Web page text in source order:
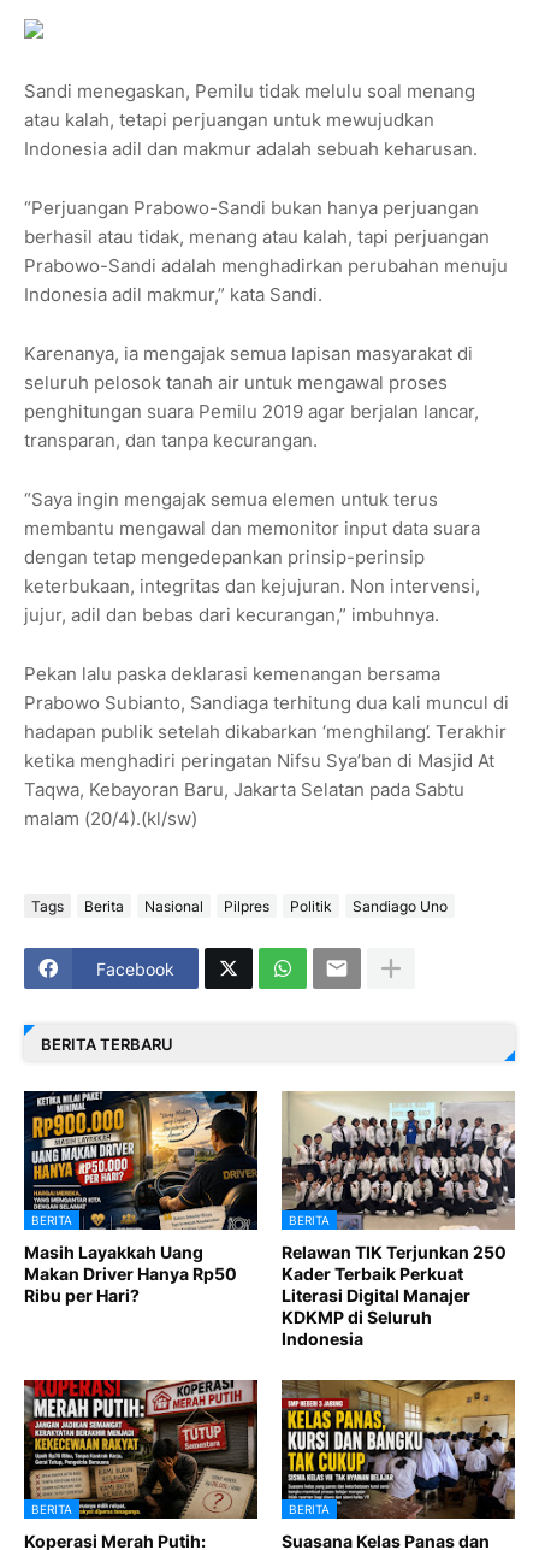
Sandi menegaskan, Pemilu tidak melulu soal menang
atau kalah, tetapi perjuangan untuk mewujudkan
Indonesia adil dan makmur adalah sebuah keharusan.
“Perjuangan Prabowo-Sandi bukan hanya perjuangan
berhasil atau tidak, menang atau kalah, tapi perjuangan
Prabowo-Sandi adalah menghadirkan perubahan menuju
Indonesia adil makmur,” kata Sandi.
Karenanya, ia mengajak semua lapisan masyarakat di
seluruh pelosok tanah air untuk mengawal proses
penghitungan suara Pemilu 2019 agar berjalan lancar,
transparan, dan tanpa kecurangan.
“Saya ingin mengajak semua elemen untuk terus
membantu mengawal dan memonitor input data suara
dengan tetap mengedepankan prinsip-perinsip
keterbukaan, integritas dan kejujuran. Non intervensi,
jujur, adil dan bebas dari kecurangan,” imbuhnya.
Pekan lalu paska deklarasi kemenangan bersama
Prabowo Subianto, Sandiaga terhitung dua kali muncul di
hadapan publik setelah dikabarkan ‘menghilang’. Terakhir
ketika menghadiri peringatan Nifsu Sya’ban di Masjid At
Taqwa, Kebayoran Baru, Jakarta Selatan pada Sabtu
malam (20/4).(kl/sw)
Tags Berita Nasional Pilpres Politik Sandiago Uno
Facebook
BERITA TERBARU
BERITA
Masih Layakkah Uang
Makan Driver Hanya Rp50
Ribu per Hari?
BERITA
Relawan TIK Terjunkan 250
Kader Terbaik Perkuat
Literasi Digital Manajer
KDKMP di Seluruh
Indonesia
BERITA
Koperasi Merah Putih:
BERITA
Suasana Kelas Panas dan